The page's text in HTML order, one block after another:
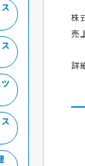
株
売
詳